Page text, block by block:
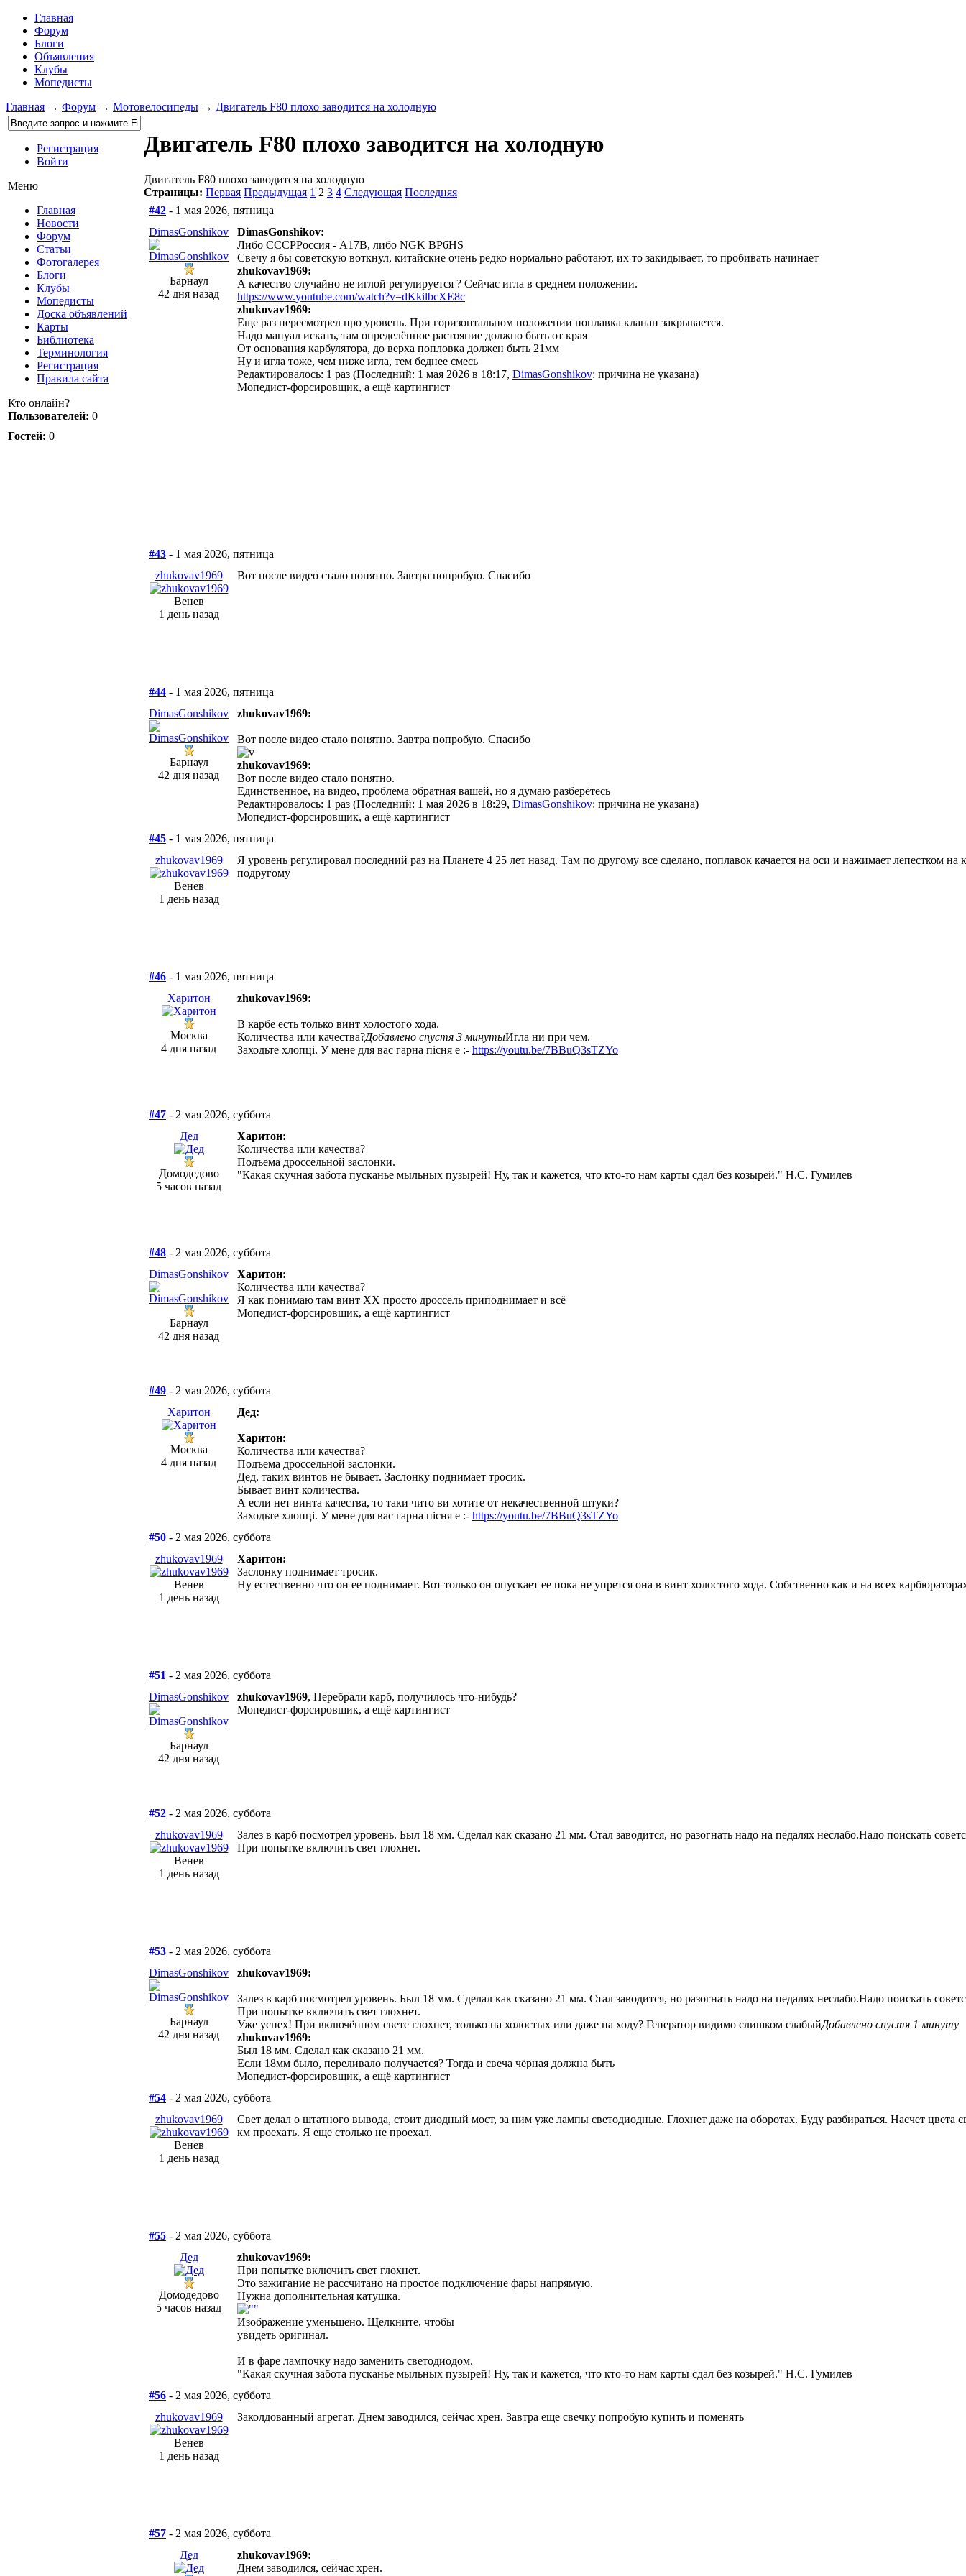
Главная
Форум
Блоги
Объявления
Клубы
Мопедисты
Главная → Форум → Мотовелосипеды → Двигатель F80 плохо заводится на холодную
Регистрация
Войти
Меню
Главная
Новости
Форум
Статьи
Фотогалерея
Блоги
Клубы
Мопедисты
Доска объявлений
Карты
Библиотека
Терминология
Регистрация
Правила сайта
Кто онлайн?
Пользователей: 0
Гостей: 0
Двигатель F80 плохо заводится на холодную
Двигатель F80 плохо заводится на холодную
Страницы: Первая Предыдущая 1 2 3 4 Следующая Последняя
#42 - 1 мая 2026, пятница
DimasGonshikov
Барнаул
42 дня назад
DimasGonshikov:
Либо СССРРоссия - А17В, либо NGK BP6HS
Свечу я бы советскую воткнул, китайские очень редко нормально работают, их то закидывает, то пробивать начинает
zhukovav1969:
А качество случайно не иглой регулируется ? Сейчас игла в среднем положении.
https://www.youtube.com/watch?v=dKkilbcXE8c
zhukovav1969:
Еще раз пересмотрел про уровень. При горизонтальном положении поплавка клапан закрывается.
Надо мануал искать, там определённое растояние должно быть от края
От основания карбулятора, до верха попловка должен быть 21мм
Ну и игла тоже, чем ниже игла, тем беднее смесь
Редактировалось: 1 раз (Последний: 1 мая 2026 в 18:17, DimasGonshikov: причина не указана)
Мопедист-форсировщик, а ещё картингист
#43 - 1 мая 2026, пятница
zhukovav1969
Венев
1 день назад
Вот после видео стало понятно. Завтра попробую. Спасибо
#44 - 1 мая 2026, пятница
DimasGonshikov
Барнаул
42 дня назад
zhukovav1969:
Вот после видео стало понятно. Завтра попробую. Спасибо
zhukovav1969:
Вот после видео стало понятно.
Единственное, на видео, проблема обратная вашей, но я думаю разберётесь
Редактировалось: 1 раз (Последний: 1 мая 2026 в 18:29, DimasGonshikov: причина не указана)
Мопедист-форсировщик, а ещё картингист
#45 - 1 мая 2026, пятница
zhukovav1969
Венев
1 день назад
Я уровень регулировал последний раз на Планете 4 25 лет назад. Там по другому все сделано, поплавок качается на оси и нажимает лепестком
подругому
#46 - 1 мая 2026, пятница
Харитон
Москва
4 дня назад
zhukovav1969:
В карбе есть только винт холостого хода.
Количества или качества?Добавлено спустя 3 минутыИгла ни при чем.
Заходьте хлопцi. У мене для вас гарна пiсня е :- https://youtu.be/7BBuQ3sTZYo
#47 - 2 мая 2026, суббота
Дед
Домодедово
5 часов назад
Харитон:
Количества или качества?
Подъема дроссельной заслонки.
"Какая скучная забота пусканье мыльных пузырей! Ну, так и кажется, что кто-то нам карты сдал без козырей." Н.С. Гумилев
#48 - 2 мая 2026, суббота
DimasGonshikov
Барнаул
42 дня назад
Харитон:
Количества или качества?
Я как понимаю там винт ХХ просто дроссель приподнимает и всё
Мопедист-форсировщик, а ещё картингист
#49 - 2 мая 2026, суббота
Харитон
Москва
4 дня назад
Дед:
Харитон:
Количества или качества?
Подъема дроссельной заслонки.
Дед, таких винтов не бывает. Заслонку поднимает тросик.
Бывает винт количества.
А если нет винта качества, то таки чито ви хотите от некачественной штуки?
Заходьте хлопцi. У мене для вас гарна пiсня е :- https://youtu.be/7BBuQ3sTZYo
#50 - 2 мая 2026, суббота
zhukovav1969
Венев
1 день назад
Харитон:
Заслонку поднимает тросик.
Ну естественно что он ее поднимает. Вот только он опускает ее пока не упрется она в винт холостого хода. Собственно как и на всех
#51 - 2 мая 2026, суббота
DimasGonshikov
Барнаул
42 дня назад
zhukovav1969, Перебрали карб, получилось что-нибудь?
Мопедист-форсировщик, а ещё картингист
#52 - 2 мая 2026, суббота
zhukovav1969
Венев
1 день назад
Залез в карб посмотрел уровень. Был 18 мм. Сделал как сказано 21 мм. Стал заводится, но разогнать надо на педалях неслабо.Надо поискать
При попытке включить свет глохнет.
#53 - 2 мая 2026, суббота
DimasGonshikov
Барнаул
42 дня назад
zhukovav1969:
Залез в карб посмотрел уровень. Был 18 мм. Сделал как сказано 21 мм. Стал заводится, но разогнать надо на педалях неслабо.Надо поискать
При попытке включить свет глохнет.
Уже успех! При включённом свете глохнет, только на холостых или даже на ходу? Генератор видимо слишком слабыйДобавлено спустя 1 минуту
zhukovav1969:
Был 18 мм. Сделал как сказано 21 мм.
Если 18мм было, переливало получается? Тогда и свеча чёрная должна быть
Мопедист-форсировщик, а ещё картингист
#54 - 2 мая 2026, суббота
zhukovav1969
Венев
1 день назад
Свет делал о штатного вывода, стоит диодный мост, за ним уже лампы светодиодные. Глохнет даже на оборотах. Буду разбираться. Насчет цвета
км проехать. Я еще столько не проехал.
#55 - 2 мая 2026, суббота
Дед
Домодедово
5 часов назад
zhukovav1969:
При попытке включить свет глохнет.
Это зажигание не рассчитано на простое подключение фары напрямую.
Нужна дополнительная катушка.
Изображение уменьшено. Щелкните, чтобы
увидеть оригинал.
И в фаре лампочку надо заменить светодиодом.
"Какая скучная забота пусканье мыльных пузырей! Ну, так и кажется, что кто-то нам карты сдал без козырей." Н.С. Гумилев
#56 - 2 мая 2026, суббота
zhukovav1969
Венев
1 день назад
Заколдованный агрегат. Днем заводился, сейчас хрен. Завтра еще свечку попробую купить и поменять
#57 - 2 мая 2026, суббота
Дед
zhukovav1969:
Днем заводился, сейчас хрен.